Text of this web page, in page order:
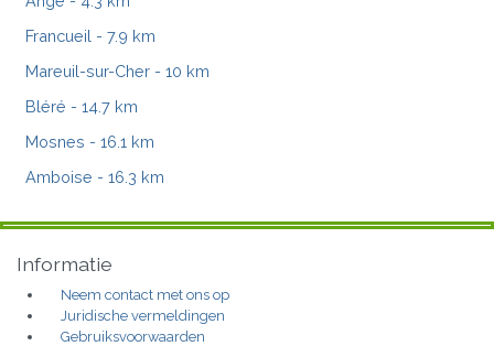
Francueil - 7.9 km
Mareuil-sur-Cher - 10 km
Bléré - 14.7 km
Mosnes - 16.1 km
Amboise - 16.3 km
Informatie
Neem contact met ons op
Juridische vermeldingen
Gebruiksvoorwaarden